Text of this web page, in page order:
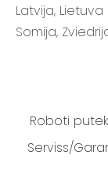
Latvija,
Somija,
Roboti
Serviss/